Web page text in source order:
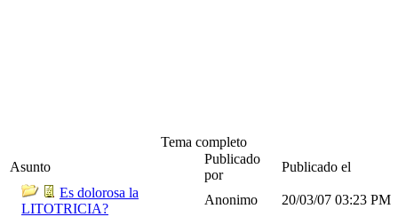
Tema completo
Asunto
Publicado
por
Publicado el
Es dolorosa la
LITOTRICIA?
Anonimo 20/03/07 03:23 PM